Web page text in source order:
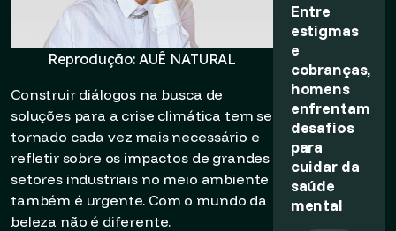
Reprodução: AUÊ NATURAL
Construir diálogos na busca de
soluções para a crise climática tem se
tornado cada vez mais necessário e
refletir sobre os impactos de grandes
setores industriais no meio ambiente
também é urgente. Com o mundo da
beleza não é diferente.
Entre
estigmas
e
cobranças,
homens
enfrentam
desafios
para
cuidar da
saúde
mental